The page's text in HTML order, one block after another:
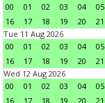
00
01 02 03 04 05
16
17 18 19 20 21
Tue 11 Aug 2026
00
01 02 03 04 05
16
17 18 19 20 21
Wed 12 Aug 2026
00
01 02 03 04 05
16
17 18 19 20 21